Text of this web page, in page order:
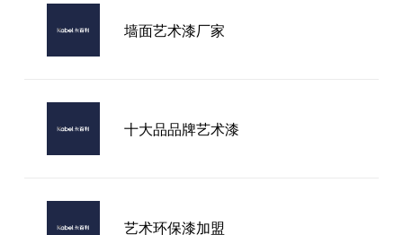
墙面艺术漆厂家
十大品品牌艺术漆
艺术环保漆加盟